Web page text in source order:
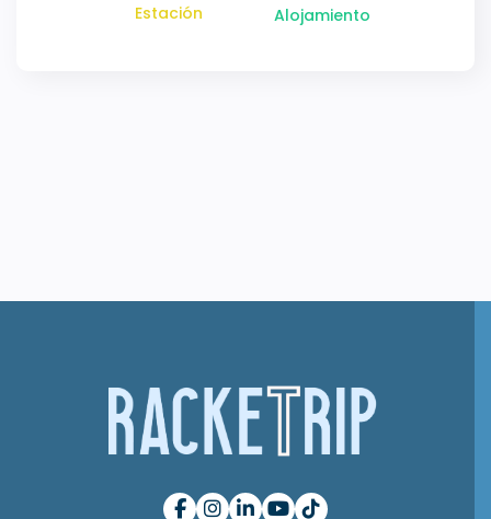
Estación Alojamiento